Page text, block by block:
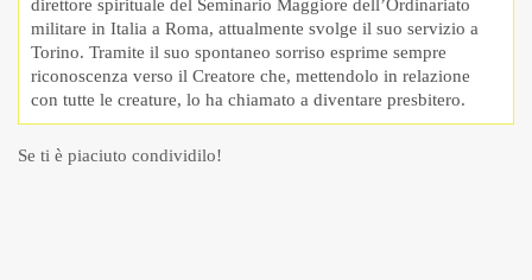
direttore spirituale del Seminario Maggiore dell’Ordinariato
militare in Italia a Roma, attualmente svolge il suo servizio a
Torino. Tramite il suo spontaneo sorriso esprime sempre
riconoscenza verso il Creatore che, mettendolo in relazione
con tutte le creature, lo ha chiamato a diventare presbitero.
Se ti è piaciuto condividilo!